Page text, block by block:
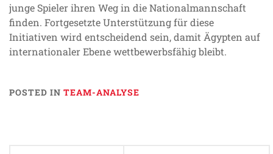
junge Spieler ihren Weg in die Nationalmannschaft
finden. Fortgesetzte Unterstützung für diese
Initiativen wird entscheidend sein, damit Ägypten auf
internationaler Ebene wettbewerbsfähig bleibt.
POSTED IN TEAM-ANALYSE